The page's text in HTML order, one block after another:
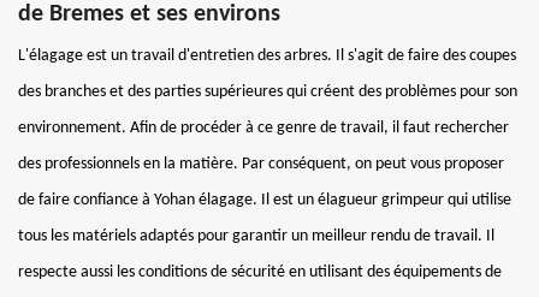
de Bremes et ses environs
L'élagage est un travail d'entretien des arbres. Il s'agit de faire des coupes
des branches et des parties supérieures qui créent des problèmes pour son
environnement. Afin de procéder à ce genre de travail, il faut rechercher
des professionnels en la matière. Par conséquent, on peut vous proposer
de faire confiance à Yohan élagage. Il est un élagueur grimpeur qui utilise
tous les matériels adaptés pour garantir un meilleur rendu de travail. Il
respecte aussi les conditions de sécurité en utilisant des équipements de